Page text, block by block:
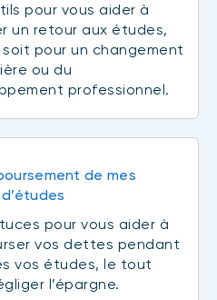
pour vous aider à
un retour aux études,
pour un changement
ou du
professionnel.
de mes
pour vous aider à
vos dettes pendant
vos études, le tout
l’épargne.